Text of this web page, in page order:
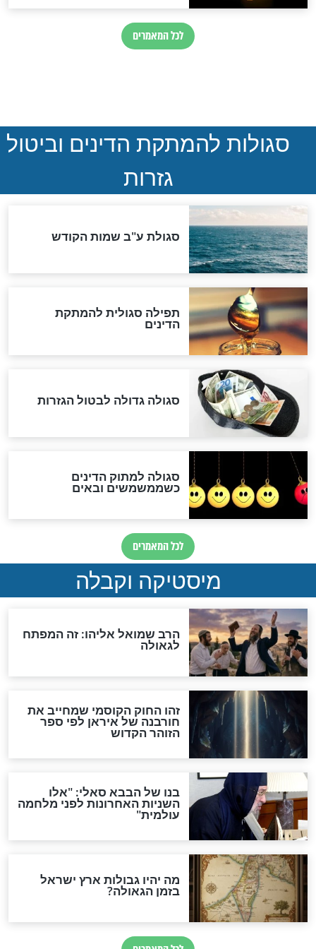
ההסכם החשאי של טראמפ
ואיראן: בלי שקיפות ועם הרבה
המסמך האבוד שנחשף
במרתפי מוסקבה: כתב היד
הנדיר של הרשב"ם התגלה
"מודה לקב"ה על כל השנים"
לכל המאמרים
אחרית הימים
האם אפשר לחשב את הקץ?
מה יהיה בימות המשיח?
"לפני הגאולה תהיה אפיקורסות
והכחשה גדולה מאוד של
האמונה"
האם לאחר בוא המשיח יהיה
אפשר לחזור בתשובה?
לכל המאמרים